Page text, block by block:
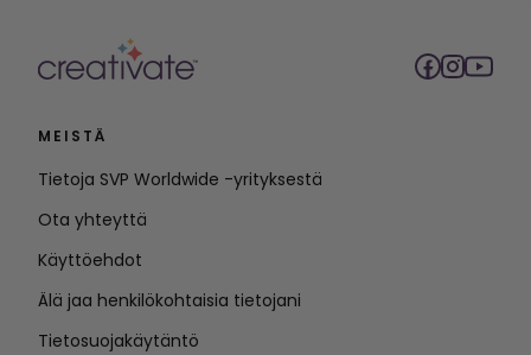
MEISTÄ
Tietoja SVP Worldwide -yrityksestä
Ota yhteyttä
Käyttöehdot
Älä jaa henkilökohtaisia tietojani
Tietosuojakäytäntö